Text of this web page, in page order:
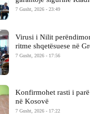
7 Gusht, 2026 - 23:49
Virusi i Nilit
ritme shqetësuese në
7 Gusht, 2026 - 17:56
Konfirmohet rasti i
në Kosovë
7 Gusht, 2026 - 17:22